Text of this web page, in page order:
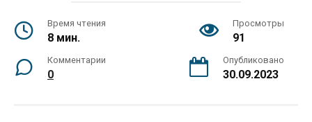
Время чтения
8 мин.
Просмотры
91
Комментарии
0
Опубликовано
30.09.2023